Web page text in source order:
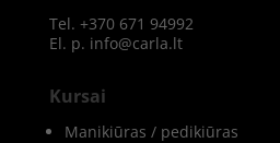
Tel. +370 671 94992
El. p. info@carla.lt
Kursai
Manikiūras / pedikiūras